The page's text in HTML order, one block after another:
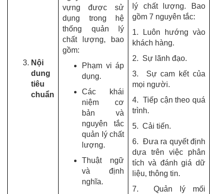
Nội
dung
tiêu
chuẩn
vựng được sử
dụng trong hệ
thống quản lý
chất lượng, bao
gồm:
Phạm vi áp
dụng.
Các khái
niệm cơ
bản và
nguyên tắc
quản lý chất
lượng.
Thuật ngữ
và định
nghĩa.
lý chất lượng. Bao
gồm 7 nguyên tắc:
1. Luôn hướng vào
khách hàng.
2. Sự lãnh đạo.
3. Sự cam kết của
mọi người.
4. Tiếp cận theo quá
trình.
5. Cải tiến.
6. Đưa ra quyết định
dựa trên việc phân
tích và đánh giá dữ
liệu, thông tin.
7. Quản lý mối